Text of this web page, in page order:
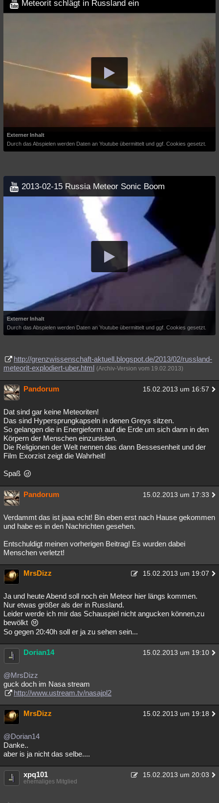
Meteorit schlägt in Russland ein
Externer Inhalt
Durch das Abspielen werden Daten an Youtube übermittelt und ggf. Cookies gesetzt.
2013-02-15 Russia Meteor Sonic Boom
Externer Inhalt
Durch das Abspielen werden Daten an Youtube übermittelt und ggf. Cookies gesetzt.
http://grenzwissenschaft-aktuell.blogspot.de/2013/02/russland-
meteorit-explodiert-uber.html (Archiv-Version vom 19.02.2013)
Pandorum 15.02.2013 um 16:57
Dat sind gar keine Meteoriten!
Das sind Hypersprungkapseln in denen Greys sitzen.
So gelangen die in Energieform auf die Erde um sich dann in den
Körpern der Menschen einzunisten.
Die Religionen der Welt nennen das dann Bessesenheit und der
Film Exorzist zeigt die Wahrheit!
Spaß
Pandorum 15.02.2013 um 17:33
Verdammt das ist jaaa echt! Bin eben erst nach Hause gekommen
und habe es in den Nachrichten gesehen.
Entschuldigt meinen vorherigen Beitrag! Es wurden dabei
Menschen verletzt!
MrsDizz 15.02.2013 um 19:07
Ja und heute Abend soll noch ein Meteor hier längs kommen.
Nur etwas größer als der in Russland.
Leider werde ich mir das Schauspiel nicht angucken können,zu
bewölkt
So gegen 20:40h soll er ja zu sehen sein...
Dorian14 15.02.2013 um 19:10
@MrsDizz
guck doch im Nasa stream
http://www.ustream.tv/nasajpl2
MrsDizz 15.02.2013 um 19:18
@Dorian14
Danke..
aber is ja nicht das selbe....
xpq101 15.02.2013 um 20:03
ehemaliges Mitglied